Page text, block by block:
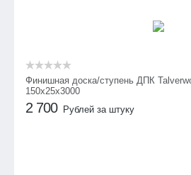
Финишная доска/ступень ДПК
150х25х3000
2 700 Рублей за штуку